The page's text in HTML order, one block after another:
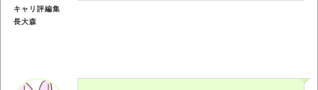
キャリ評編集
長大森